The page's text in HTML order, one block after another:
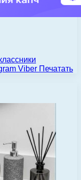
Viber Печатать